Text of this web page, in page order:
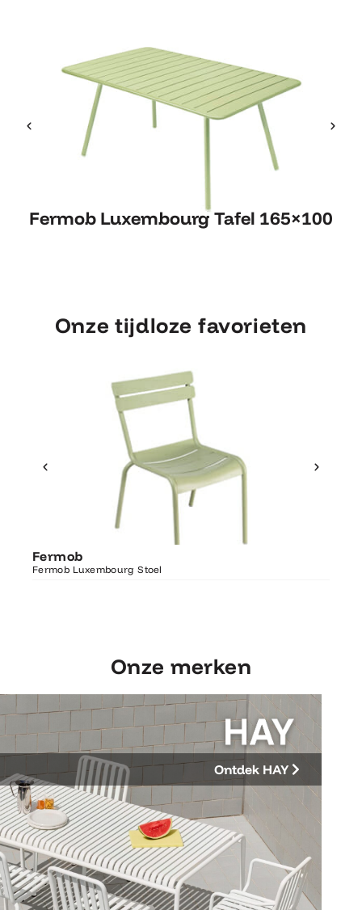
Fermob Luxembourg Tafel 165×100
Fermob Luxembourg Tafel
165×100
Onze tijdloze favorieten
Fermob
Fermob Luxembourg Stoel
Ontdek Fermob
Luxembourg Stoel
Onze merken
Ontdek HAY